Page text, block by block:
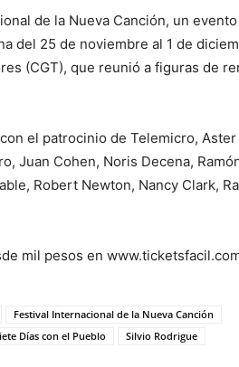
de la Nueva Canción, un evento
del 25 de noviembre al 1 de
(CGT), que reunió a figuras de
el patrocinio de Telemicro, Aster
Juan Cohen, Noris Decena,
Robert Newton, Nancy Clark,
mil pesos en
Festival Internacional de la Nueva Canción
Días con el Pueblo Silvio Rodrigue